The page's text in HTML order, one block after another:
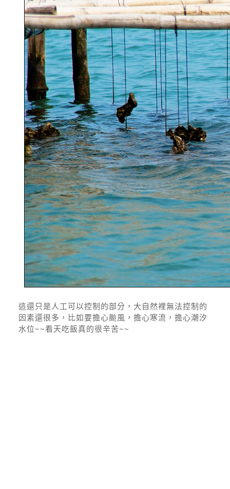
這還只是人工可以控制的部分，大自然裡無法控制的
因素還很多，比如要擔心颱風，擔心寒流，擔心潮汐
水位~~看天吃飯真的很辛苦~~